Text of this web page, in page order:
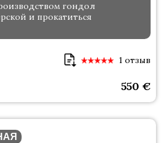
гондол
и прокатиться
1 отзыв
550 €